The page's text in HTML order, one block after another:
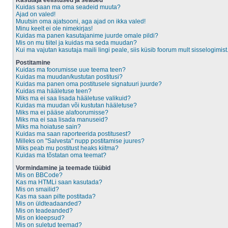
Kuidas saan ma oma seadeid muuta?
Ajad on valed!
Muutsin oma ajatsooni, aga ajad on ikka valed!
Minu keelt ei ole nimekirjas!
Kuidas ma panen kasutajanime juurde omale pildi?
Mis on mu tiitel ja kuidas ma seda muudan?
Kui ma vajutan kasutaja maili lingi peale, siis küsib foorum mult sisselogimist.
Postitamine
Kuidas ma foorumisse uue teema teen?
Kuidas ma muudan/kustutan postitusi?
Kuidas ma panen oma postitusele signatuuri juurde?
Kuidas ma hääletuse teen?
Miks ma ei saa lisada hääletuse valikuid?
Kuidas ma muudan või kustutan hääletuse?
Miks ma ei pääse alafoorumisse?
Miks ma ei saa lisada manuseid?
Miks ma hoiatuse sain?
Kuidas ma saan raporteerida postitusest?
Milleks on "Salvesta" nupp postitamise juures?
Miks peab mu postitust heaks kiitma?
Kuidas ma tõstatan oma teemat?
Vormindamine ja teemade tüübid
Mis on BBCode?
Kas ma HTMLi saan kasutada?
Mis on smailid?
Kas ma saan pilte postitada?
Mis on üldteadaanded?
Mis on teadeanded?
Mis on kleepsud?
Mis on suletud teemad?